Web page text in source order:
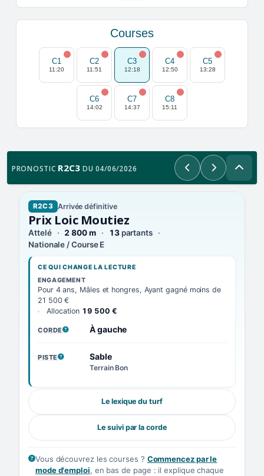
Courses
C1
11:20
C2
11:51
C3
12:18
C4
12:50
C5
13:28
C6
14:02
C7
14:37
C8
15:11
PRONOSTIC R2C3 DU 04/06/2026 PrécédentSuivant
R2C3 Arrivée définitive
Prix Loic Moutiez
Attelé 2 800 m 13partants
Nationale / Course E
CE QUI CHANGE LA LECTURE
ENGAGEMENT
Pour 4 ans, Mâles et hongres, Ayant gagné moins de
21 500 €
Allocation 19 500 €
CORDE
, VOIR LA DÉFINITION
À gauche
PISTE
, VOIR LA DÉFINITION
Sable
Terrain Bon
Le lexique du turf
Le suivi par la corde
Vous découvrez les courses ? Commencez par le
mode d'emploi, en bas de page : il explique chaque